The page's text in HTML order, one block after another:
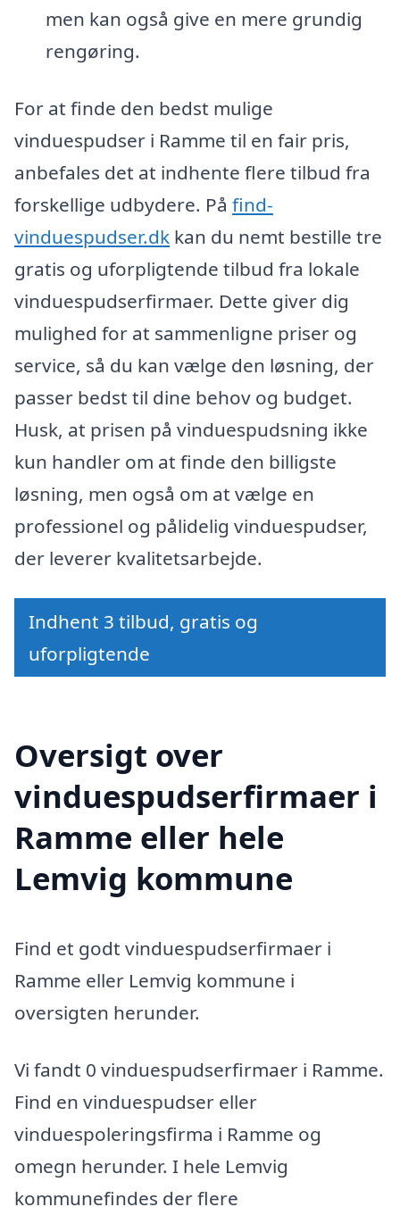
men kan også give en mere grundig
rengøring.
For at finde den bedst mulige
vinduespudser i Ramme til en fair pris,
anbefales det at indhente flere tilbud fra
forskellige udbydere. På find-
vinduespudser.dk kan du nemt bestille tre
gratis og uforpligtende tilbud fra lokale
vinduespudserfirmaer. Dette giver dig
mulighed for at sammenligne priser og
service, så du kan vælge den løsning, der
passer bedst til dine behov og budget.
Husk, at prisen på vinduespudsning ikke
kun handler om at finde den billigste
løsning, men også om at vælge en
professionel og pålidelig vinduespudser,
der leverer kvalitetsarbejde.
Indhent 3 tilbud, gratis og
uforpligtende
Oversigt over
vinduespudserfirmaer i
Ramme eller hele
Lemvig kommune
Find et godt vinduespudserfirmaer i
Ramme eller Lemvig kommune i
oversigten herunder.
Vi fandt 0 vinduespudserfirmaer i Ramme.
Find en vinduespudser eller
vinduespoleringsfirma i Ramme og
omegn herunder. I hele Lemvig
kommunefindes der flere